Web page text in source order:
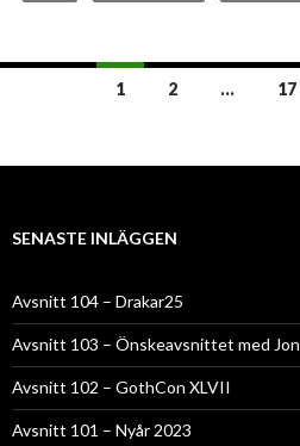
Inläggsnavigering
1 2 … 17
SENASTE INLÄGGEN
Avsnitt 104 – Drakar25
Avsnitt 103 – Önskeavsnittet med Jon
Avsnitt 102 – GothCon XLVII
Avsnitt 101 – Nyår 2023